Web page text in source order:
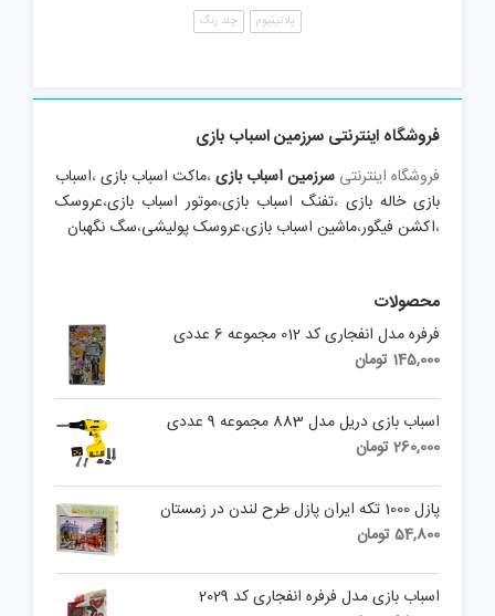
پلاتینیوم چند رنگ
فروشگاه اینترنتی سرزمین اسباب بازی
فروشگاه اینترنتی سرزمین اسباب بازی،ماکت اسباب بازی،اسباب
بازی خاله بازی ،تفنگ اسباب بازی،موتور اسباب بازی،عروسک
،اکشن فیگور،ماشین اسباب بازی،عروسک پولیشی،سگ نگهبان
محصولات
فرفره مدل انفجاری کد 012 مجموعه 6 عددی
145,000 تومان
اسباب بازی دریل مدل 883 مجموعه 9 عددی
260,000تومان
پازل 1000 تکه ایران پازل طرح لندن در زمستان
54,800تومان
اسباب بازی مدل فرفره انفجاری کد 2029